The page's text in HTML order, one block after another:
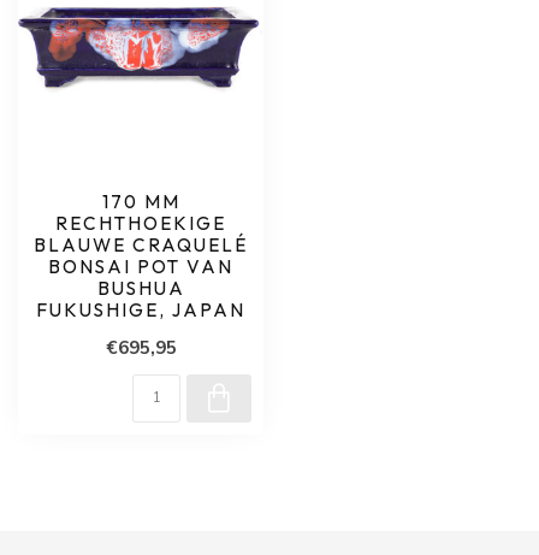
170 MM
RECHTHOEKIGE
BLAUWE CRAQUELÉ
BONSAI POT VAN
BUSHUA
FUKUSHIGE, JAPAN
€695,95